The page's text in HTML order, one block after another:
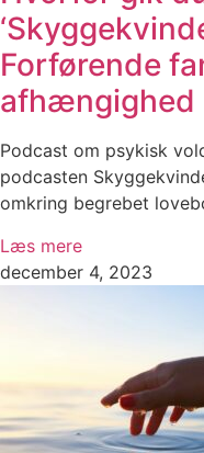
Forførende
afhængighed
Podcast om psykisk
podcasten
omkring begrebet
Læs mere
december 4, 2023